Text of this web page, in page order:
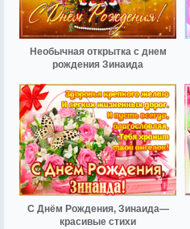
Необычная открытка с днем
рождения Зинаида
С Днём Рождения, Зинаида—
красивые стихи